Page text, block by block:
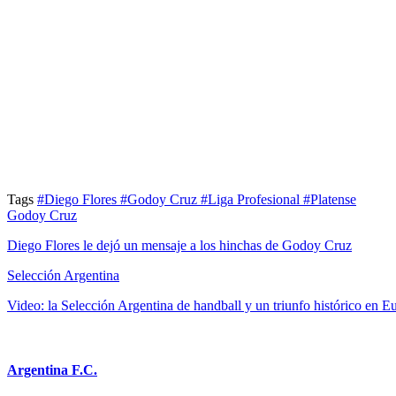
Tags #Diego Flores #Godoy Cruz #Liga Profesional #Platense
Godoy Cruz
Diego Flores le dejó un mensaje a los hinchas de Godoy Cruz
Selección Argentina
Video: la Selección Argentina de handball y un triunfo histórico en
Argentina F.C.